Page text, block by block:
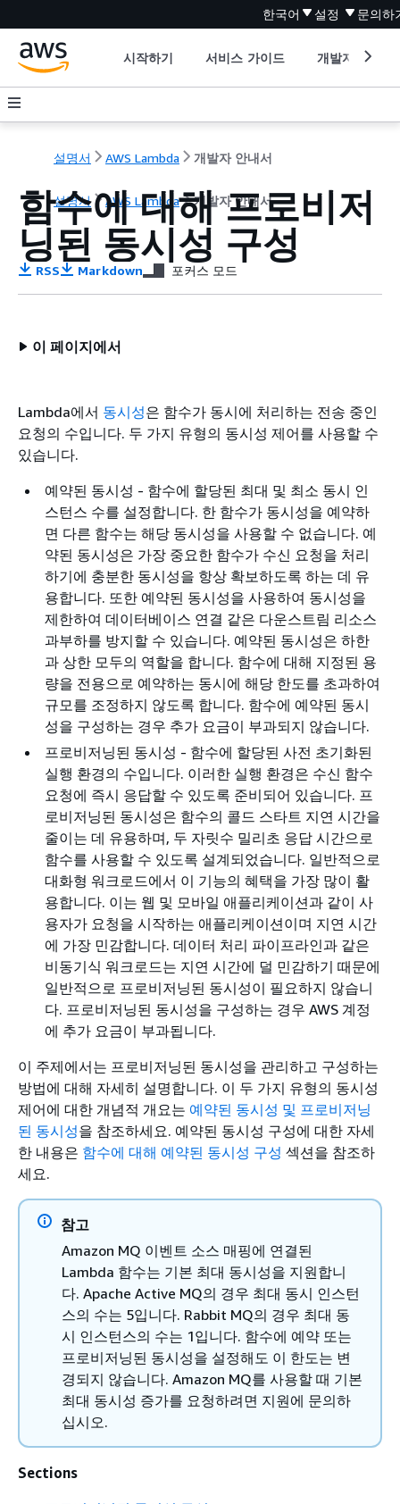
한국어 설정 문의하
시작하기 서비스 가이드 개발자 도구
설명서 AWS Lambda 개발자 안내서
설명서 AWS Lambda 개발자 안내서
함수에 대해 프로비저
닝된 동시성 구성
RSS Markdown 포커스 모드
이 페이지에서
Lambda에서 동시성은 함수가 동시에 처리하는 전송 중인
요청의 수입니다. 두 가지 유형의 동시성 제어를 사용할 수
있습니다.
예약된 동시성 - 함수에 할당된 최대 및 최소 동시 인
스턴스 수를 설정합니다. 한 함수가 동시성을 예약하
면 다른 함수는 해당 동시성을 사용할 수 없습니다. 예
약된 동시성은 가장 중요한 함수가 수신 요청을 처리
하기에 충분한 동시성을 항상 확보하도록 하는 데 유
용합니다. 또한 예약된 동시성을 사용하여 동시성을
제한하여 데이터베이스 연결 같은 다운스트림 리소스
과부하를 방지할 수 있습니다. 예약된 동시성은 하한
과 상한 모두의 역할을 합니다. 함수에 대해 지정된 용
량을 전용으로 예약하는 동시에 해당 한도를 초과하여
규모를 조정하지 않도록 합니다. 함수에 예약된 동시
성을 구성하는 경우 추가 요금이 부과되지 않습니다.
프로비저닝된 동시성 - 함수에 할당된 사전 초기화된
실행 환경의 수입니다. 이러한 실행 환경은 수신 함수
요청에 즉시 응답할 수 있도록 준비되어 있습니다. 프
로비저닝된 동시성은 함수의 콜드 스타트 지연 시간을
줄이는 데 유용하며, 두 자릿수 밀리초 응답 시간으로
함수를 사용할 수 있도록 설계되었습니다. 일반적으로
대화형 워크로드에서 이 기능의 혜택을 가장 많이 활
용합니다. 이는 웹 및 모바일 애플리케이션과 같이 사
용자가 요청을 시작하는 애플리케이션이며 지연 시간
에 가장 민감합니다. 데이터 처리 파이프라인과 같은
비동기식 워크로드는 지연 시간에 덜 민감하기 때문에
일반적으로 프로비저닝된 동시성이 필요하지 않습니
다. 프로비저닝된 동시성을 구성하는 경우 AWS 계정
에 추가 요금이 부과됩니다.
이 주제에서는 프로비저닝된 동시성을 관리하고 구성하는
방법에 대해 자세히 설명합니다. 이 두 가지 유형의 동시성
제어에 대한 개념적 개요는 예약된 동시성 및 프로비저닝
된 동시성을 참조하세요. 예약된 동시성 구성에 대한 자세
한 내용은 함수에 대해 예약된 동시성 구성 섹션을 참조하
세요.
참고
Amazon MQ 이벤트 소스 매핑에 연결된
Lambda 함수는 기본 최대 동시성을 지원합니
다. Apache Active MQ의 경우 최대 동시 인스턴
스의 수는 5입니다. Rabbit MQ의 경우 최대 동
시 인스턴스의 수는 1입니다. 함수에 예약 또는
프로비저닝된 동시성을 설정해도 이 한도는 변
경되지 않습니다. Amazon MQ를 사용할 때 기본
최대 동시성 증가를 요청하려면 지원에 문의하
십시오.
Sections